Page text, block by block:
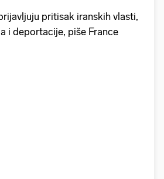
pritisak iranskih vlasti,
i deportacije, piše France